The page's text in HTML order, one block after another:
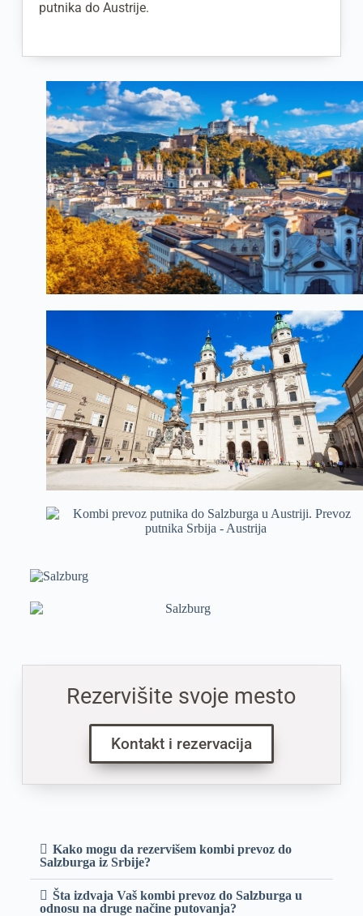
putnika do Austrije.
Rezervišite svoje mesto
Kontakt i rezervacija
Kako mogu da rezervišem kombi prevoz do
Salzburga iz Srbije?
Šta izdvaja Vaš kombi prevoz do Salzburga u
odnosu na druge načine putovanja?